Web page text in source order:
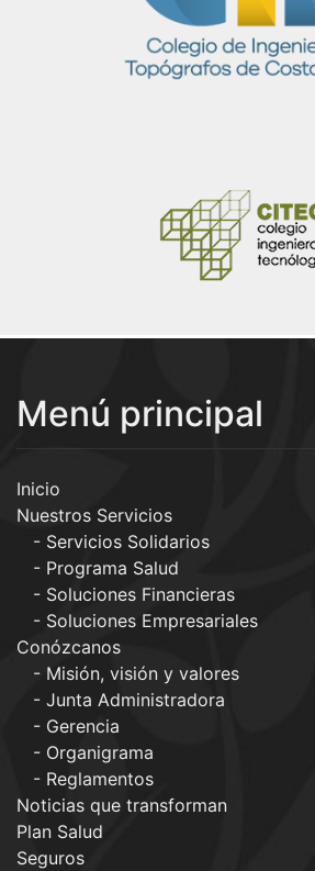
Menú principal
Inicio
Nuestros Servicios
Servicios Solidarios
Programa Salud
Soluciones Financieras
Soluciones Empresariales
Conózcanos
Misión, visión y valores
Junta Administradora
Gerencia
Organigrama
Reglamentos
Noticias que transforman
Plan Salud
Seguros